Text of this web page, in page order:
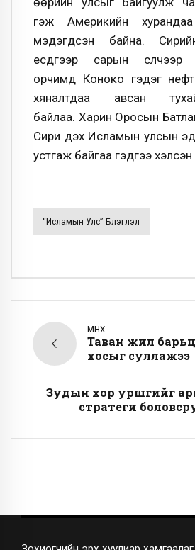
гэж Америкийн
мэдэгдсэн байна.
есдүгээр сарын
орчимд Коноко гэдэг
хяналтдаа авсан
байлаа. Харин Оросын
Сири дэх Исламын улсын
устгаж байгаа гэдгээ
“Исламын Улс” Бүлэглэл
ӨМНӨХ
Таван жил
хосыг суллажээ
Зудын хор уршгийг
стратеги